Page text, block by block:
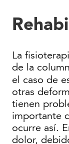
La
de la
el caso de
otras
tienen
importante
ocurre así.
dolor,